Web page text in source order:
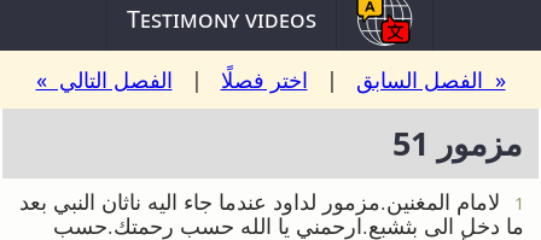
Testimony videos
« الفصل السابق | اختر فصلًا | الفصل التالي »
مزمور 51
1
لامام المغنين.مزمور لداود عندما جاء اليه ناثان النبي بعد
ما دخل الى بثشبع.ارحمني يا الله حسب رحمتك.حسب